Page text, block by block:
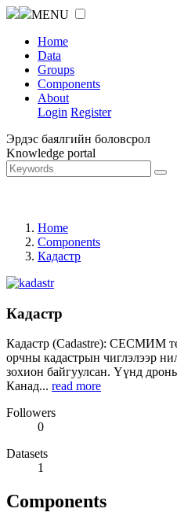
MENU
Home
Data
Groups
Components
About
Login Register
Эрдэс баялгийн боловсрол
Knowledge portal
Home
Components
Кадастр
Кадастр
Кадастр (Cadastre): СЕСМИМ
орчны кадастрын чиглэлээр
зохион байгуулсан. Үүнд
Канад... read more
Followers
0
Datasets
1
Components